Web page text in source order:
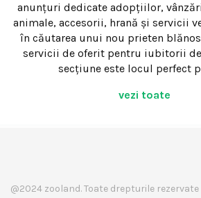
anunțuri dedicate adopțiilor,
animale, accesorii, hrană și servicii
în căutarea unui nou prieten
servicii de oferit pentru iubitorii de
secțiune este locul perfect
vezi toate
@2024 zooland. Toate drepturile rezervate